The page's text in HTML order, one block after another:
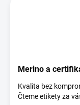
Merino a
Kvalita bez
Čteme etikety za